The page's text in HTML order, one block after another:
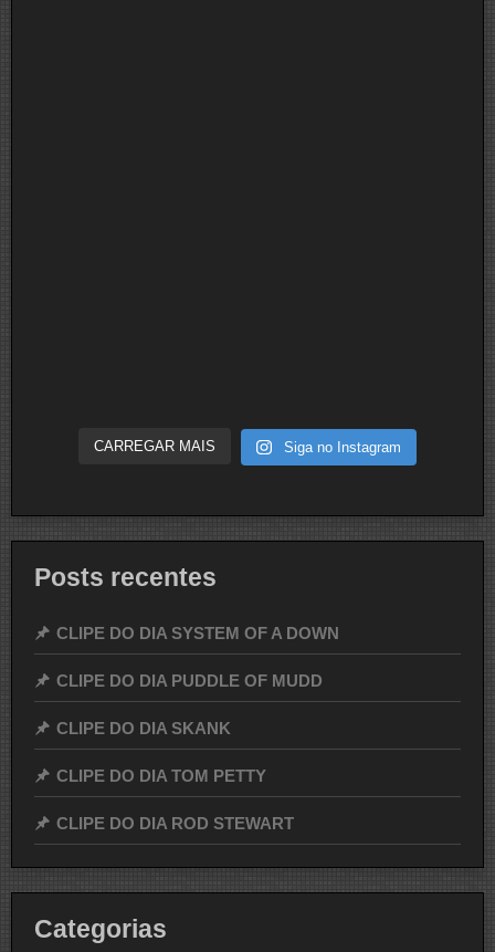
CARREGAR MAIS Siga no Instagram
Posts recentes
CLIPE DO DIA SYSTEM OF A DOWN
CLIPE DO DIA PUDDLE OF MUDD
CLIPE DO DIA SKANK
CLIPE DO DIA TOM PETTY
CLIPE DO DIA ROD STEWART
Categorias